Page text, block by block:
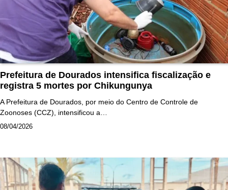
Prefeitura de Dourados intensifica fiscalização e
registra 5 mortes por Chikungunya
A Prefeitura de Dourados, por meio do Centro de Controle de
Zoonoses (CCZ), intensificou a…
08/04/2026